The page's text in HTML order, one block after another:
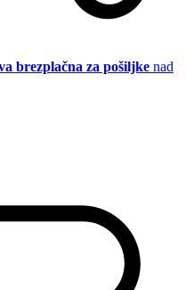
brezplačna za pošiljke nad